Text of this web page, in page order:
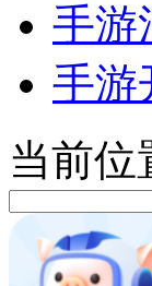
手游
手游
当前位